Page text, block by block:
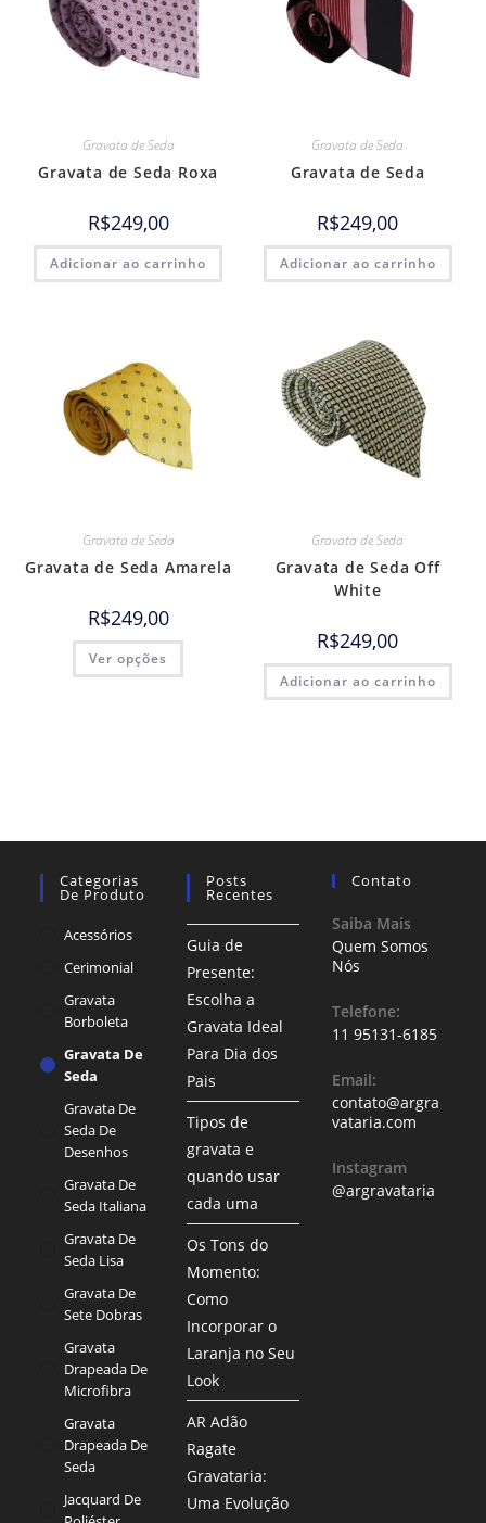
Gravata de Seda
Gravata de Seda Roxa
R$249,00
Adicionar ao carrinho
Gravata de Seda
Gravata de Seda
R$249,00
Adicionar ao carrinho
Gravata de Seda
Gravata de Seda Amarela
R$249,00
Ver opções
Gravata de Seda
Gravata de Seda Off
White
R$249,00
Adicionar ao carrinho
Categorias
De Produto
Acessórios
Cerimonial
Gravata
Borboleta
Gravata De
Seda
Gravata De
Seda De
Desenhos
Gravata De
Seda Italiana
Gravata De
Seda Lisa
Gravata De
Sete Dobras
Gravata
Drapeada De
Microfibra
Gravata
Drapeada De
Seda
Jacquard De
Posts
Recentes
Guia de
Presente:
Escolha a
Gravata Ideal
Para Dia dos
Pais
Tipos de
gravata e
quando usar
cada uma
Os Tons do
Momento:
Como
Incorporar o
Laranja no Seu
Look
AR Adão
Ragate
Gravataria:
Uma Evolução
Contato
Saiba Mais
Quem Somos
Nós
Telefone:
11 95131-6185
Email:
contato@argra
vataria.com
Instagram
@argravataria